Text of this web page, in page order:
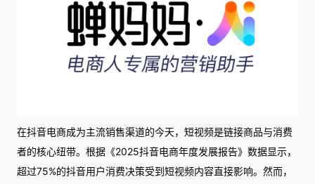
在抖音电商成为主流销售渠道的今天，短视频是链接商品与消费
者的核心纽带。根据《2025抖音电商年度发展报告》数据显示，
超过75%的抖音用户消费决策受到短视频内容直接影响。然而，